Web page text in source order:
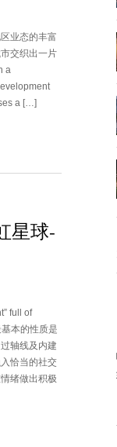
业态的丰富
交织出一片
a
a […]
星球-
full of
本的性质是
轴线及内建
恰当的社交
绪做出积极